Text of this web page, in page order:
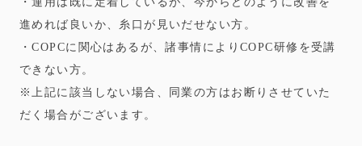
進めれば良いか、糸口が見いだせない方。
・COPCに関心はあるが、諸事情によりCOPC研修を受講
できない方。
※上記に該当しない場合、同業の方はお断りさせていた
だく場合がございます。